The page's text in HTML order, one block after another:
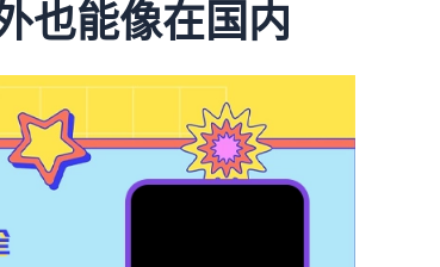
也能像在国内